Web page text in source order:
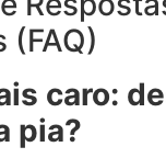
(FAQ)
caro:
pia?